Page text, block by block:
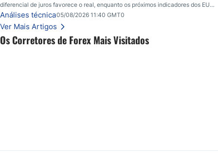
Os Corretores de Forex Mais Visitados
diferencial de juros favorece o real, enquanto os próximos indicadores dos EUA
podem influenciar o comportamento do dólar e o ritmo do mercado.
Análises técnica05/08/2026 11:40 GMT0
Ver Mais Artigos